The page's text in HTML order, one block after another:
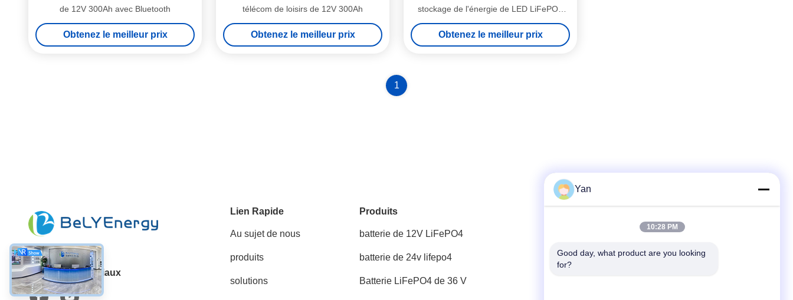
de 12V 300Ah avec Bluetooth
Obtenez le meilleur prix
télécom de loisirs de 12V 300Ah
Obtenez le meilleur prix
stockage de l'énergie de LED LiFePO4
12V 300Ah
Obtenez le meilleur prix
1
Les réseaux sociaux
Lien Rapide
Au sujet de nous
produits
solutions
Produits
batterie de 12V LiFePO4
batterie de 24v lifepo4
Batterie LiFePO4 de 36 V
Téléphone :
86-20-82038494
Yan
10:28 PM
Good day, what product are you looking
for?